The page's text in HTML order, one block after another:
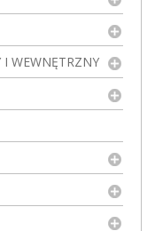
I WEWNĘTRZNY